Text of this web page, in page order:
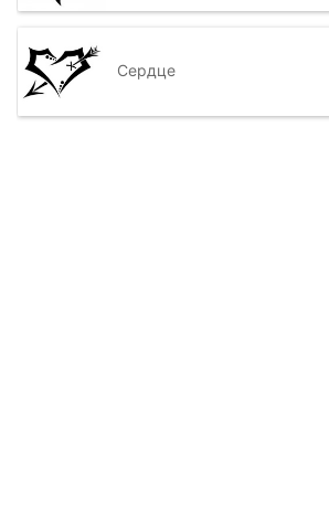
Сердце